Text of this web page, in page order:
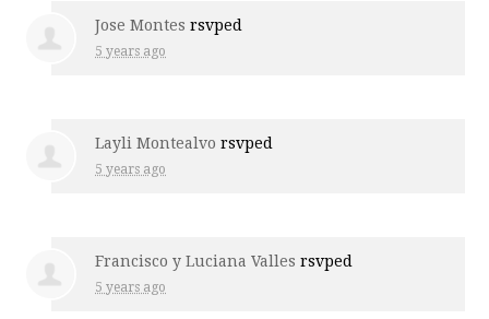
Jose Montes rsvped
5 years ago
Layli Montealvo rsvped
5 years ago
Francisco y Luciana Valles rsvped
5 years ago